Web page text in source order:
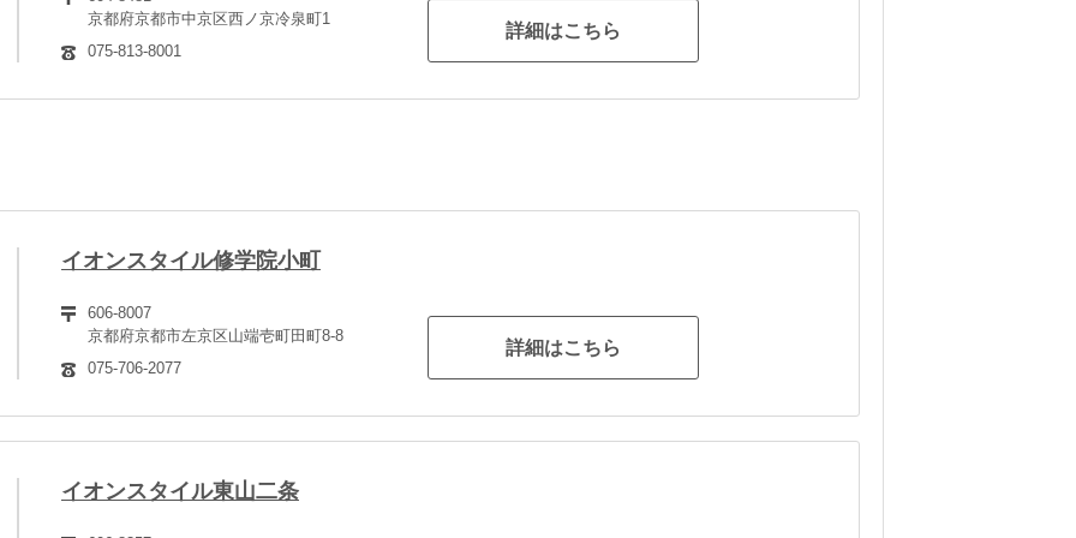
京都府京都市中京区西ノ京冷泉町1
075-813-8001
詳細はこちら
イオンスタイル修学院小町
606-8007
京都府京都市左京区山端壱町田町8-8
075-706-2077
詳細はこちら
イオンスタイル東山二条